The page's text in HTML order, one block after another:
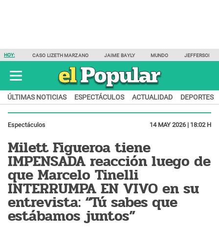
HOY: CASO LIZETH MARZANO JAIME BAYLY MUNDO JEFFERSON
ÚLTIMAS NOTICIAS ESPECTÁCULOS ACTUALIDAD DEPORTES
Espectáculos 14 MAY 2026 | 18:02 H
Milett Figueroa tiene
IMPENSADA reacción luego de
que Marcelo Tinelli
INTERRUMPA EN VIVO en su
entrevista: “Tú sabes que
estábamos juntos”